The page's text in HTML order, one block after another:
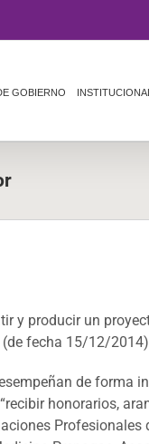
GOBIERNO INSTITUCIONAL
producir un
(de fecha 15/12/
de forma
honorarios,
Profesionales